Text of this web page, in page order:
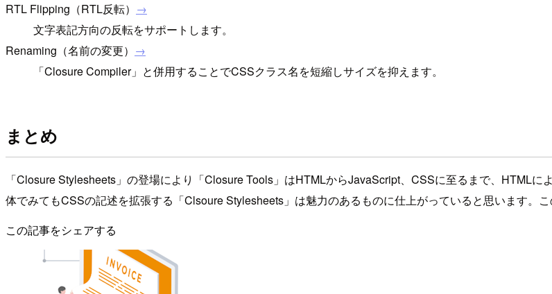
RTL Flipping（RTL反転） →
文字表記方向の反転をサポートします。
Renaming（名前の変更） →
「Closure Compiler」と併用することでCSSクラス名を短縮しサイズを抑えます。
まとめ
「Closure Stylesheets」の登場により「Closure Tools」はHTMLからJavaScript、CSSに至るまで、HTML
体でみてもCSSの記述を拡張する「Clsoure Stylesheets」は魅力のあるものに仕上がっていると思います。
この記事をシェアする